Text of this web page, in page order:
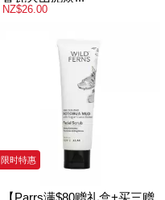
NZ$26.00
限时特惠
【Parrs满$80赠礼盒+买三赠